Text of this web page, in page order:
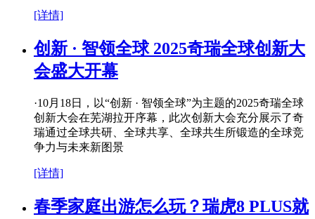
[详情]
创新 · 智领全球 2025奇瑞全球创新大
会盛大开幕
·10月18日，以“创新 · 智领全球”为主题的2025奇瑞全球
创新大会在芜湖拉开序幕，此次创新大会充分展示了奇
瑞通过全球共研、全球共享、全球共生所锻造的全球竞
争力与未来新图景
[详情]
春季家庭出游怎么玩？瑞虎8 PLUS就